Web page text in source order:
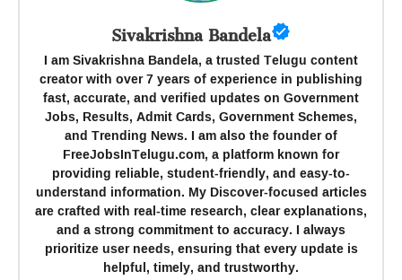
Sivakrishna Bandela
I am Sivakrishna Bandela, a trusted Telugu content
creator with over 7 years of experience in publishing
fast, accurate, and verified updates on Government
Jobs, Results, Admit Cards, Government Schemes,
and Trending News. I am also the founder of
FreeJobsInTelugu.com, a platform known for
providing reliable, student-friendly, and easy-to-
understand information. My Discover-focused articles
are crafted with real-time research, clear explanations,
and a strong commitment to accuracy. I always
prioritize user needs, ensuring that every update is
helpful, timely, and trustworthy.